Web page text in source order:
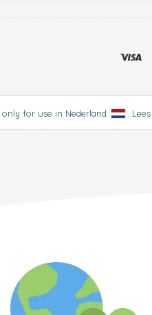
only for use in Nederland